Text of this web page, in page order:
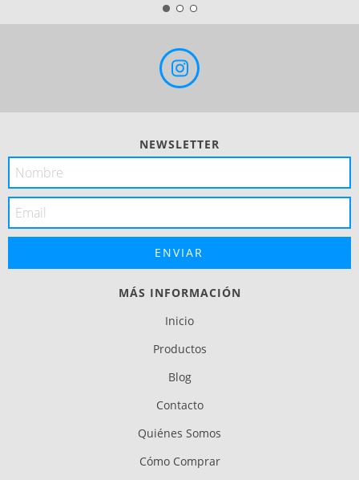
NEWSLETTER
MÁS INFORMACIÓN
Inicio
Productos
Blog
Contacto
Quiénes Somos
Cómo Comprar